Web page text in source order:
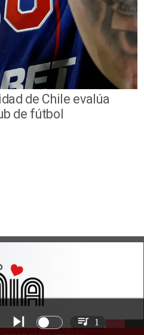
de Chile evalúa
de fútbol
1